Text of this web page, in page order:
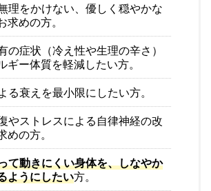
理をかけない、優しく穏やかな
求めの方。
の症状（冷え性や生理の辛さ）
ギー体質を軽減したい方。
る衰えを最小限にしたい方。
やストレスによる自律神経の改
めの方。
て動きにくい身体を、しなやか
ようにしたい方。